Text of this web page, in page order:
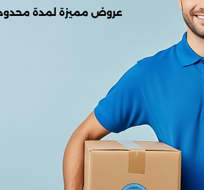
التفاصيل
شاشة TFT كبيرة، غالباً بحجم حوالي